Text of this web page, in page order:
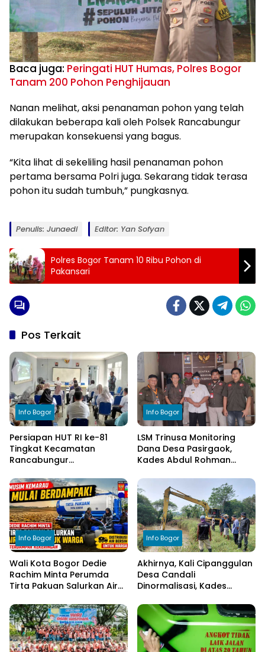
Baca juga: Peringati HUT Humas, Polres Bogor
Tanam 200 Pohon Penghijauan
Nanan melihat, aksi penanaman pohon yang telah
dilakukan beberapa kali oleh Polsek Rancabungur
merupakan konsekuensi yang bagus.
“Kita lihat di sekeliling hasil penanaman pohon
pertama bersama Polri juga. Sekarang tidak terasa
pohon itu sudah tumbuh,” pungkasnya.
Penulis: Junaedi Editor: Yan Sofyan
Polres Bogor Tanam 10 Ribu Pohon di
Pakansari
Pos Terkait
Info Bogor
Persiapan HUT RI ke-81
Tingkat Kecamatan
Rancabungur
Cimulang, Libatkan Seluruh
Elemen Masyarakat
Info Bogor
LSM Trinusa Monitoring
Dana Desa Pasirgaok,
Kades Abdul Rohman
Transparansi Pengelolaan
Anggaran
Info Bogor
Wali Kota Bogor Dedie
Rachim Minta Perumda
Tirta Pakuan Salurkan Air
Terdampak Kekeringan
Info Bogor
Akhirnya, Kali Cipanggulan
Desa Candali
Dinormalisasi, Kades
kepada Bupati Bogor